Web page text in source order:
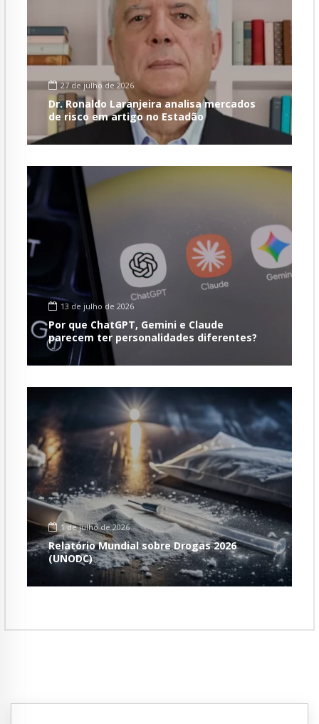
27 de julho de 2026
Dr. Ronaldo Laranjeira analisa mercados
de risco em artigo no Estadão
13 de julho de 2026
Por que ChatGPT, Gemini e Claude
parecem ter personalidades diferentes?
1 de julho de 2026
Relatório Mundial sobre Drogas 2026
(UNODC)